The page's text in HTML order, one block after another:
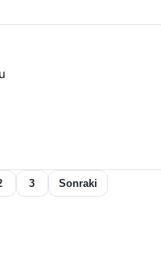
3 Sonraki